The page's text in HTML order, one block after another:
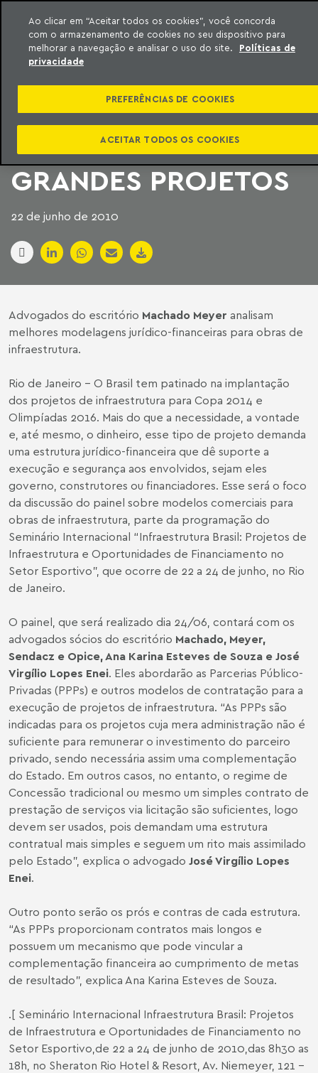
o conteúdo
Machado Meyer
ESTRUTURA
COMERCIAL
ADEQUADA VIABILIZA
GRANDES PROJETOS
22 de junho de 2010
Advogados do escritório Machado Meyer analisam
melhores modelagens jurídico-financeiras para obras de
infraestrutura.
Rio de Janeiro – O Brasil tem patinado na implantação
dos projetos de infraestrutura para Copa 2014 e
Olimpíadas 2016. Mais do que a necessidade, a vontade
e, até mesmo, o dinheiro, esse tipo de projeto demanda
uma estrutura jurídico-financeira que dê suporte a
execução e segurança aos envolvidos, sejam eles
governo, construtores ou financiadores. Esse será o foco
da discussão do painel sobre modelos comerciais para
obras de infraestrutura, parte da programação do
Seminário Internacional “Infraestrutura Brasil: Projetos de
Infraestrutura e Oportunidades de Financiamento no
Setor Esportivo”, que ocorre de 22 a 24 de junho, no Rio
de Janeiro.
O painel, que será realizado dia 24/06, contará com os
advogados sócios do escritório Machado, Meyer,
Sendacz e Opice, Ana Karina Esteves de Souza e José
Virgílio Lopes Enei. Eles abordarão as Parcerias Público-
Privadas (PPPs) e outros modelos de contratação para a
execução de projetos de infraestrutura. “As PPPs são
indicadas para os projetos cuja mera administração não é
suficiente para remunerar o investimento do parceiro
privado, sendo necessária assim uma complementação
do Estado. Em outros casos, no entanto, o regime de
Concessão tradicional ou mesmo um simples contrato de
prestação de serviços via licitação são suficientes, logo
devem ser usados, pois demandam uma estrutura
contratual mais simples e seguem um rito mais assimilado
pelo Estado”, explica o advogado José Virgílio Lopes
Enei.
Outro ponto serão os prós e contras de cada estrutura.
“As PPPs proporcionam contratos mais longos e
possuem um mecanismo que pode vincular a
complementação financeira ao cumprimento de metas
de resultado”, explica Ana Karina Esteves de Souza.
.[ Seminário Internacional Infraestrutura Brasil: Projetos
de Infraestrutura e Oportunidades de Financiamento no
Setor Esportivo,de 22 a 24 de junho de 2010,das 8h30 as
18h, no Sheraton Rio Hotel & Resort, Av. Niemeyer, 121 –
Ao clicar em “Aceitar todos os cookies”, você concorda
com o armazenamento de cookies no seu dispositivo para
melhorar a navegação e analisar o uso do site.
Políticas de
privacidade
PREFERÊNCIAS DE COOKIES
ACEITAR TODOS OS COOKIES